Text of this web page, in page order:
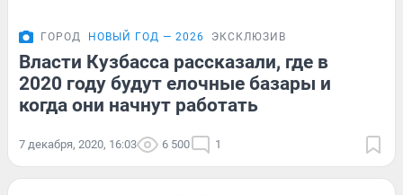
ГОРОД НОВЫЙ ГОД — 2026 ЭКСКЛЮЗИВ
Власти Кузбасса рассказали, где в
2020 году будут елочные базары и
когда они начнут работать
7 декабря, 2020, 16:03 6 500 1